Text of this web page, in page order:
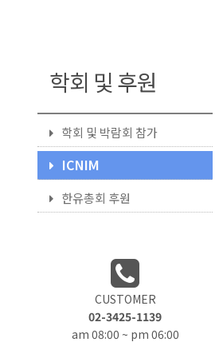
학회 및 후원
학회 및 박람회 참가
ICNIM
한유총회 후원
CUSTOMER
02-3425-1139
am 08:00 ~ pm 06:00